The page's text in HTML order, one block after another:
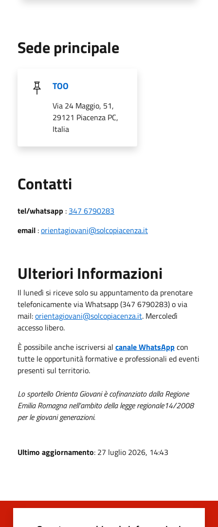
Sede principale
TOO
Via 24 Maggio, 51,
29121 Piacenza PC,
Italia
Contatti
tel/whatsapp : 347 6790283
email :orientagiovani@solcopiacenza.it
Ulteriori Informazioni
Il lunedì si riceve solo su appuntamento da prenotare
telefonicamente via Whatsapp (347 6790283) o via
mail:orientagiovani@solcopiacenza.it. Mercoledì
accesso libero.
È possibile anche iscriversi al canale WhatsApp con
tutte le opportunità formative e professionali ed eventi
presenti sul territorio.
Lo sportello Orienta Giovani è cofinanziato dalla Regione
Emilia Romagna nell’ambitodella legge regionale14/2008
per le giovani generazioni.
Ultimo aggiornamento: 27 luglio 2026, 14:43